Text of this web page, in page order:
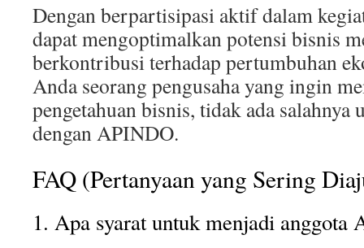
Dengan berpartisipasi aktif dalam
dapat mengoptimalkan potensi bisnis
berkontribusi terhadap pertumbuhan
Anda seorang pengusaha yang ingin
pengetahuan bisnis, tidak ada salahnya
dengan APINDO.
FAQ (Pertanyaan yang Sering
1. Apa syarat untuk menjadi anggota